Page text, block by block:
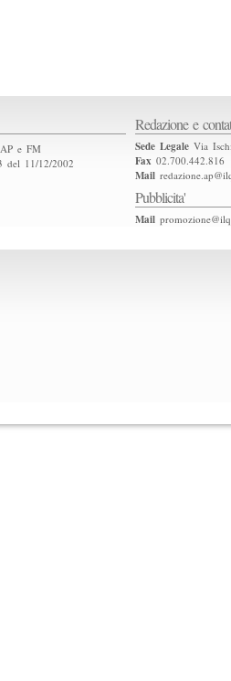
e FM
del 11/12/2002
Redazione e
Sede Legale Via
Fax 02.700.442.816
Mail
Pubblicita'
Mail